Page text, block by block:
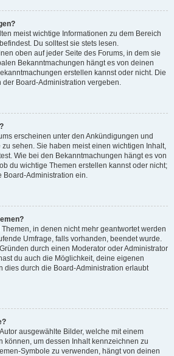
meist wichtige Informationen zu dem Bereich
Du solltest sie stets lesen.
oben auf jeder Seite des Forums, in dem sie
Bekanntmachungen hängt es von deinen
erstellen kannst oder nicht. Die
der Board-Administration vergeben.
erscheinen unter den Ankündigungen und
sehen. Sie haben meist einen wichtigen Inhalt,
Wie bei den Bekanntmachungen hängt es von
du wichtige Themen erstellen kannst oder nicht;
Board-Administration ein.
in denen nicht mehr geantwortet werden
Umfrage, falls vorhanden, beendet wurde.
durch einen Moderator oder Administrator
du auch die Möglichkeit, deine eigenen
dies durch die Board-Administration erlaubt
ausgewählte Bilder, welche mit einem
können, um dessen Inhalt kennzeichnen zu
Symbole zu verwenden, hängt von deinen